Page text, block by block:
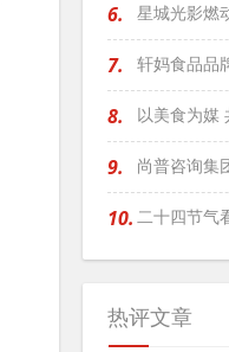
6. 星城光影燃
7. 轩妈食品品
8. 以美食为媒
9. 尚普咨询集
10. 二十四节气
热评文章